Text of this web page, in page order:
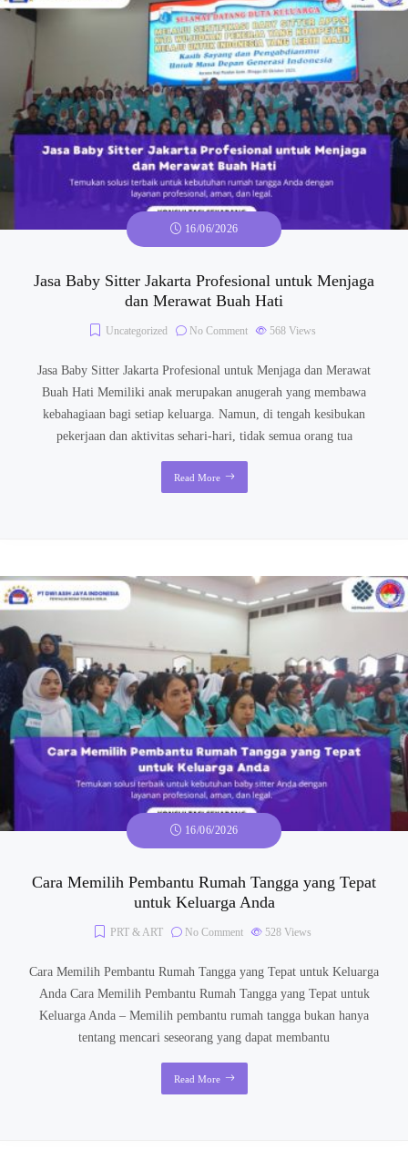
16/06/2026
Jasa Baby Sitter Jakarta Profesional untuk Menjaga
dan Merawat Buah Hati
Uncategorized No Comment 568 Views
Jasa Baby Sitter Jakarta Profesional untuk Menjaga dan Merawat
Buah Hati Memiliki anak merupakan anugerah yang membawa
kebahagiaan bagi setiap keluarga. Namun, di tengah kesibukan
pekerjaan dan aktivitas sehari-hari, tidak semua orang tua
Read More
16/06/2026
Cara Memilih Pembantu Rumah Tangga yang Tepat
untuk Keluarga Anda
PRT & ART No Comment 528 Views
Cara Memilih Pembantu Rumah Tangga yang Tepat untuk Keluarga
Anda Cara Memilih Pembantu Rumah Tangga yang Tepat untuk
Keluarga Anda – Memilih pembantu rumah tangga bukan hanya
tentang mencari seseorang yang dapat membantu
Read More